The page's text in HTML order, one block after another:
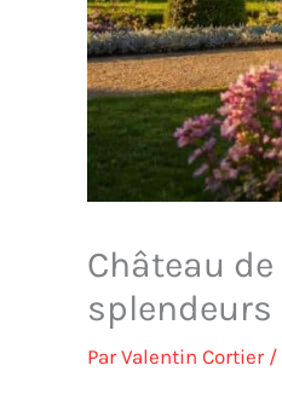
Château
splendeurs
ParValentin Cortier /